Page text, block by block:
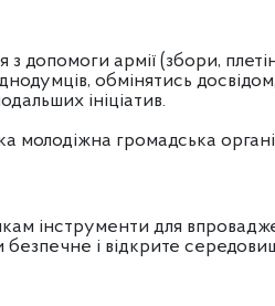
допомоги армії (збори,
обмінятись
ініціатив.
молодіжна громадська
інструменти для
безпечне і відкрите